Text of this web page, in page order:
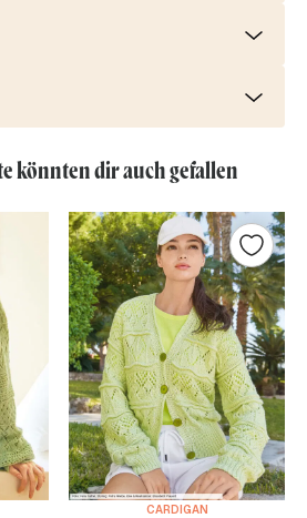
könnten dir auch gefallen
CARDIGAN